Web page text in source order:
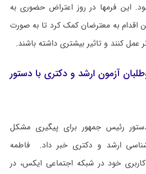
این فرمها در روز اعتراض حضوری به
اقدام به معترضان کمک کرد تا به صورت
کنند و تاثیر بیشتری داشته باشند.
آزمون ارشد و دکتری با دستور
رئیس جمهور برای پیگیری مشکل
ارشد و دکتری خبر داد. فاطمه
خود در شبکه اجتماعی ایکس، در